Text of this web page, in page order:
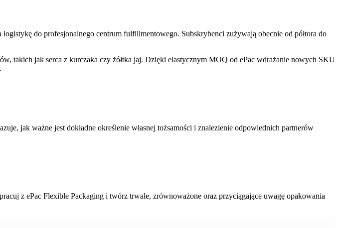
do profesjonalnego centrum fulfillmentowego. Subskrybenci zużywają obecnie od półtora do
takich jak serca z kurczaka czy żółtka jaj. Dzięki elastycznym MOQ od ePac wdrażanie nowych SKU
jak ważne jest dokładne określenie własnej tożsamości i znalezienie odpowiednich partnerów
z ePac Flexible Packaging i twórz trwałe, zrównoważone oraz przyciągające uwagę opakowania